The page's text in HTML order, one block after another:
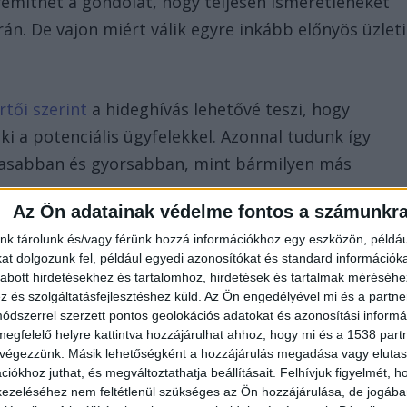
Az Ön adatainak védelme fontos a
tárolunk és/vagy férünk hozzá információkhoz egy eszközön,
dolgozunk fel, például egyedi azonosítókat és standard
hirdetésekhez és tartalomhoz, hirdetések és tartalmak
és szolgáltatásfejlesztéshez küld. Az Ön engedélyével mi és a
szerzett pontos geolokációs adatokat és azonosítási
helyre kattintva hozzájárulhat ahhoz, hogy mi és a 1538
Másik lehetőségként a hozzájárulás megadása vagy
juthat, és megváltoztathatja beállításait. Felhívjuk figyelmét,
nem feltétlenül szükséges az Ön hozzájárulása, de
De vajon miért válik egyre inkább előnyös üzleti
szerint a hideghívás lehetővé teszi, hogy
a potenciális ügyfelekkel. Azonnal tudunk így
és gyorsabban, mint bármilyen más
megközelítéssel pontosan azokat a
értékelik az ajánlatunkat.
zavaró lehet, és negatív hatással van az